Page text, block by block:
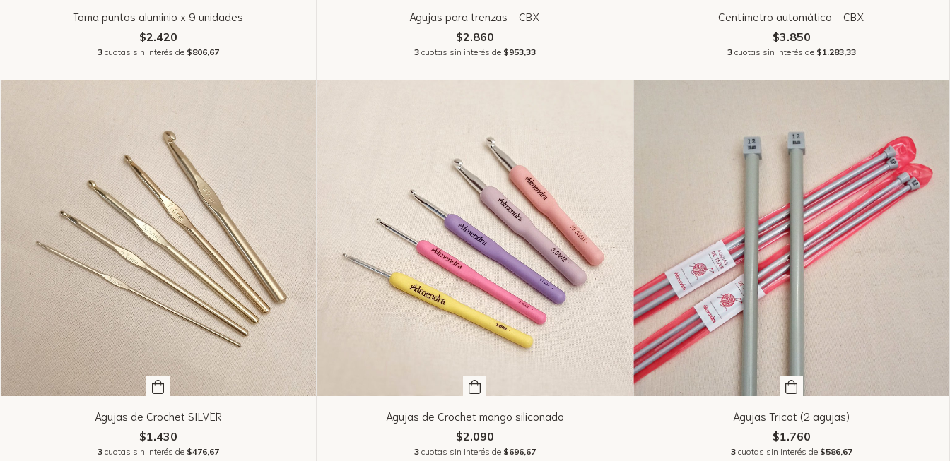
Toma puntos aluminio x 9 unidades
$2.420
3 cuotas sin interés de $806,67
Agujas para trenzas - CBX
$2.860
3 cuotas sin interés de $953,33
Centímetro automático - CBX
$3.850
3 cuotas sin interés de $1.283,33
Agujas de Crochet SILVER
$1.430
3 cuotas sin interés de $476,67
Agujas de Crochet mango siliconado
$2.090
3 cuotas sin interés de $696,67
Agujas Tricot (2 agujas)
$1.760
3 cuotas sin interés de $586,67